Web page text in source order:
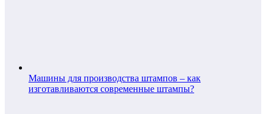
Машины для производства штампов – как
изготавливаются современные штампы?